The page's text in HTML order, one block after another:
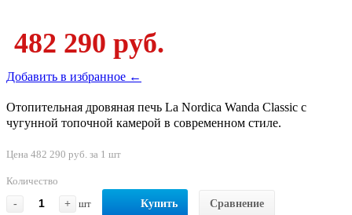
482 290 руб.
Добавить в избранное ←
Отопительная дровяная печь La Nordica Wanda Classic с
чугунной топочной камерой в современном стиле.
Цена 482 290 руб. за 1 шт
Количество
-
+ шт Купить Сравнение